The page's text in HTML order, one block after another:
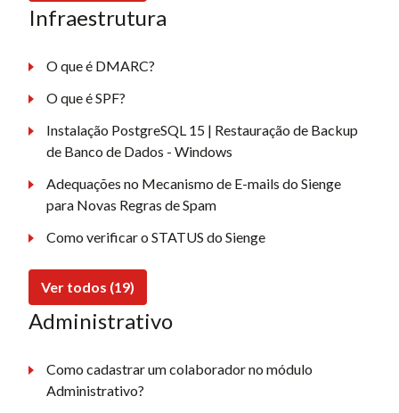
Infraestrutura
O que é DMARC?
O que é SPF?
Instalação PostgreSQL 15 | Restauração de Backup
de Banco de Dados - Windows
Adequações no Mecanismo de E-mails do Sienge
para Novas Regras de Spam
Como verificar o STATUS do Sienge
Ver todos (19)
Administrativo
Como cadastrar um colaborador no módulo
Administrativo?